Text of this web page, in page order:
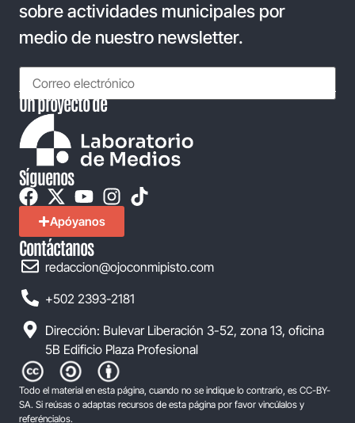
sobre actividades municipales por
medio de nuestro newsletter.
Un proyecto de
Síguenos
Apóyanos
Contáctanos
redaccion@ojoconmipisto.com
+502 2393-2181
Dirección: Bulevar Liberación 3-52, zona 13, oficina
5B Edificio Plaza Profesional
Todo el material en esta página, cuando no se indique lo contrario, es CC-BY-
SA. Si reúsas o adaptas recursos de esta página por favor vincúlalos y
referéncialos.